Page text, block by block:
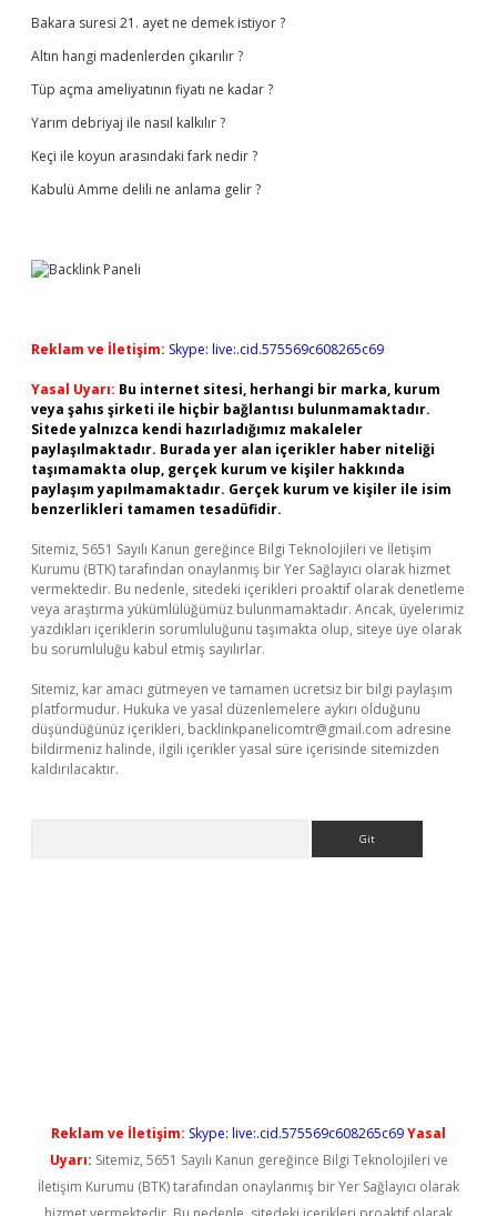
Bakara suresi 21. ayet ne demek istiyor ?
Altın hangi madenlerden çıkarılır ?
Tüp açma ameliyatının fiyatı ne kadar ?
Yarım debriyaj ile nasıl kalkılır ?
Keçi ile koyun arasındaki fark nedir ?
Kabulü Amme delili ne anlama gelir ?
Reklam ve İletişim: Skype: live:.cid.575569c608265c69
Yasal Uyarı: Bu internet sitesi, herhangi bir marka, kurum
veya şahıs şirketi ile hiçbir bağlantısı bulunmamaktadır.
Sitede yalnızca kendi hazırladığımız makaleler
paylaşılmaktadır. Burada yer alan içerikler haber niteliği
taşımamakta olup, gerçek kurum ve kişiler hakkında
paylaşım yapılmamaktadır. Gerçek kurum ve kişiler ile isim
benzerlikleri tamamen tesadüfidir.
Sitemiz, 5651 Sayılı Kanun gereğince Bilgi Teknolojileri ve İletişim
Kurumu (BTK) tarafından onaylanmış bir Yer Sağlayıcı olarak hizmet
vermektedir. Bu nedenle, sitedeki içerikleri proaktif olarak denetleme
veya araştırma yükümlülüğümüz bulunmamaktadır. Ancak, üyelerimiz
yazdıkları içeriklerin sorumluluğunu taşımakta olup, siteye üye olarak
bu sorumluluğu kabul etmiş sayılırlar.
Sitemiz, kar amacı gütmeyen ve tamamen ücretsiz bir bilgi paylaşım
platformudur. Hukuka ve yasal düzenlemelere aykırı olduğunu
düşündüğünüz içerikleri, backlinkpanelicomtr@gmail.com adresine
bildirmeniz halinde, ilgili içerikler yasal süre içerisinde sitemizden
kaldırılacaktır.
Reklam ve İletişim: Skype: live:.cid.575569c608265c69Yasal
Uyarı: Sitemiz, 5651 Sayılı Kanun gereğince Bilgi Teknolojileri ve
İletişim Kurumu (BTK) tarafından onaylanmış bir Yer Sağlayıcı olarak